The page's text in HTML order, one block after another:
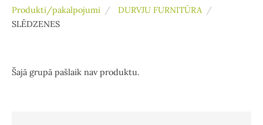
Produkti/pakalpojumi
DURVJU FURNITŪRA
SLĒDZENES
Šajā grupā pašlaik nav produktu.